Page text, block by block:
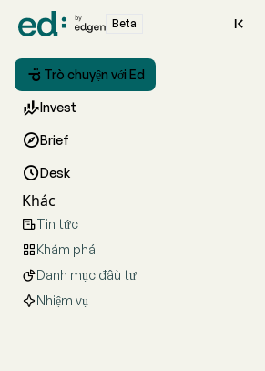
Beta 
 Trò chuyện với Ed
Invest
Brief
Desk
Khác
Tin tức
Khám phá
Danh mục đầu tư
Nhiệm vụ